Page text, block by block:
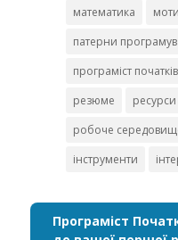
математика
патерни
програміст
резюме
ресурси
робоче
інструменти
Програміст